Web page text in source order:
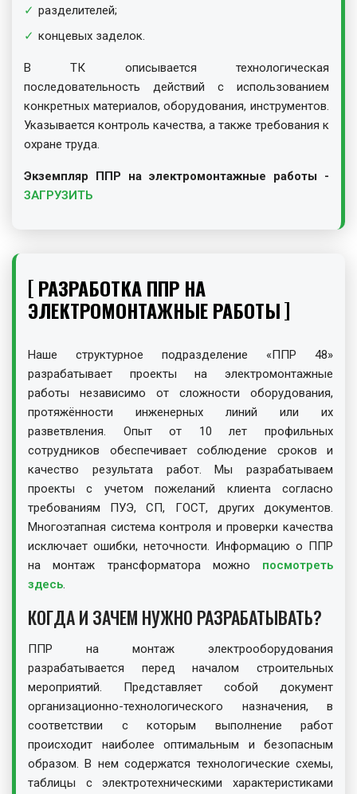
разделителей;
концевых заделок.
В ТК описывается технологическая
последовательность действий с использованием
конкретных материалов, оборудования, инструментов.
Указывается контроль качества, а также требования к
охране труда.
Экземпляр ППР на электромонтажные работы -
ЗАГРУЗИТЬ
РАЗРАБОТКА ППР НА
ЭЛЕКТРОМОНТАЖНЫЕ РАБОТЫ
Наше структурное подразделение «ППР 48»
разрабатывает проекты на электромонтажные
работы независимо от сложности оборудования,
протяжённости инженерных линий или их
разветвления. Опыт от 10 лет профильных
сотрудников обеспечивает соблюдение сроков и
качество результата работ. Мы разрабатываем
проекты с учетом пожеланий клиента согласно
требованиям ПУЭ, СП, ГОСТ, других документов.
Многоэтапная система контроля и проверки качества
исключает ошибки, неточности. Информацию о ППР
на монтаж трансформатора можно посмотреть
здесь.
КОГДА И ЗАЧЕМ НУЖНО РАЗРАБАТЫВАТЬ?
ППР на монтаж электрооборудования
разрабатывается перед началом строительных
мероприятий. Представляет собой документ
организационно-технологического назначения, в
соответствии с которым выполнение работ
происходит наиболее оптимальным и безопасным
образом. В нем содержатся технологические схемы,
таблицы с электротехническими характеристиками